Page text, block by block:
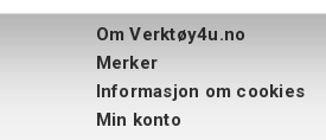
Om Verktøy4u.no
Merker
Informasjon om cookies
Min konto